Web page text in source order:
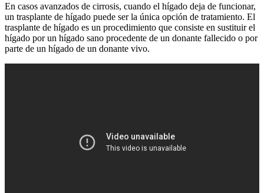
En casos avanzados de cirrosis, cuando el hígado deja de funcionar,
un trasplante de hígado puede ser la única opción de tratamiento. El
trasplante de hígado es un procedimiento que consiste en sustituir el
hígado por un hígado sano procedente de un donante fallecido o por
parte de un hígado de un donante vivo.